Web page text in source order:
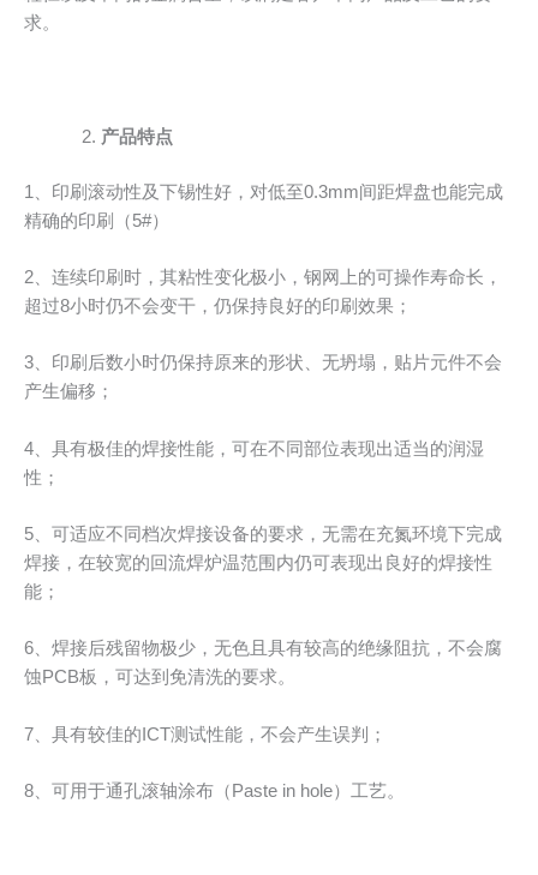
求。
产品特点
1、印刷滚动性及下锡性好，对低至0.3mm间距焊盘也能完成
精确的印刷（5#）
2、连续印刷时，其粘性变化极小，钢网上的可操作寿命长，
超过8小时仍不会变干，仍保持良好的印刷效果；
3、印刷后数小时仍保持原来的形状、无坍塌，贴片元件不会
产生偏移；
4、具有极佳的焊接性能，可在不同部位表现出适当的润湿
性；
5、可适应不同档次焊接设备的要求，无需在充氮环境下完成
焊接，在较宽的回流焊炉温范围内仍可表现出良好的焊接性
能；
6、焊接后残留物极少，无色且具有较高的绝缘阻抗，不会腐
蚀PCB板，可达到免清洗的要求。
7、具有较佳的ICT测试性能，不会产生误判；
8、可用于通孔滚轴涂布（Paste in hole）工艺。